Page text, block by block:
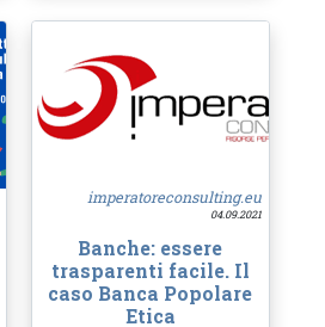
imperatoreconsulting.eu
04.09.2021
Banche: essere
trasparenti facile. Il
caso Banca Popolare
Etica